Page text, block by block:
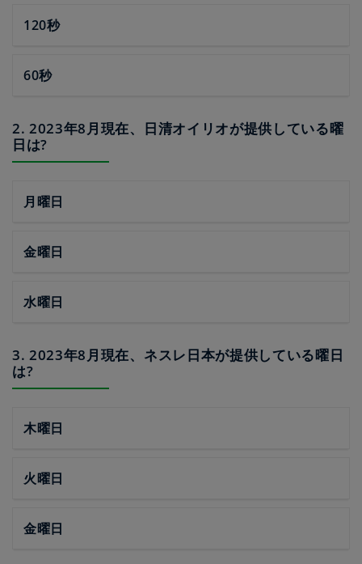
120秒
60秒
2. 2023年8月現在、日清オイリオが提供している曜
日は?
月曜日
金曜日
水曜日
3. 2023年8月現在、ネスレ日本が提供している曜日
は?
木曜日
火曜日
金曜日